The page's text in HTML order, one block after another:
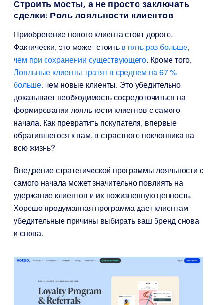
Строить мосты, а не просто заключать
сделки: Роль лояльности клиентов
Приобретение нового клиента стоит дорого.
Фактически, это может стоить в пять раз больше,
чем при сохранении существующего. Кроме того,
Лояльные клиенты тратят в среднем на 67 %
больше. чем новые клиенты. Это убедительно
доказывает необходимость сосредоточиться на
формировании лояльности клиентов с самого
начала. Как превратить покупателя, впервые
обратившегося к вам, в страстного поклонника на
всю жизнь?
Внедрение стратегической программы лояльности с
самого начала может значительно повлиять на
удержание клиентов и их пожизненную ценность.
Хорошо продуманная программа дает клиентам
убедительные причины выбирать ваш бренд снова
и снова.